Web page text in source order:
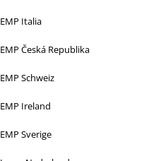
EMP Italia
EMP Česká Republika
EMP Schweiz
EMP Ireland
EMP Sverige